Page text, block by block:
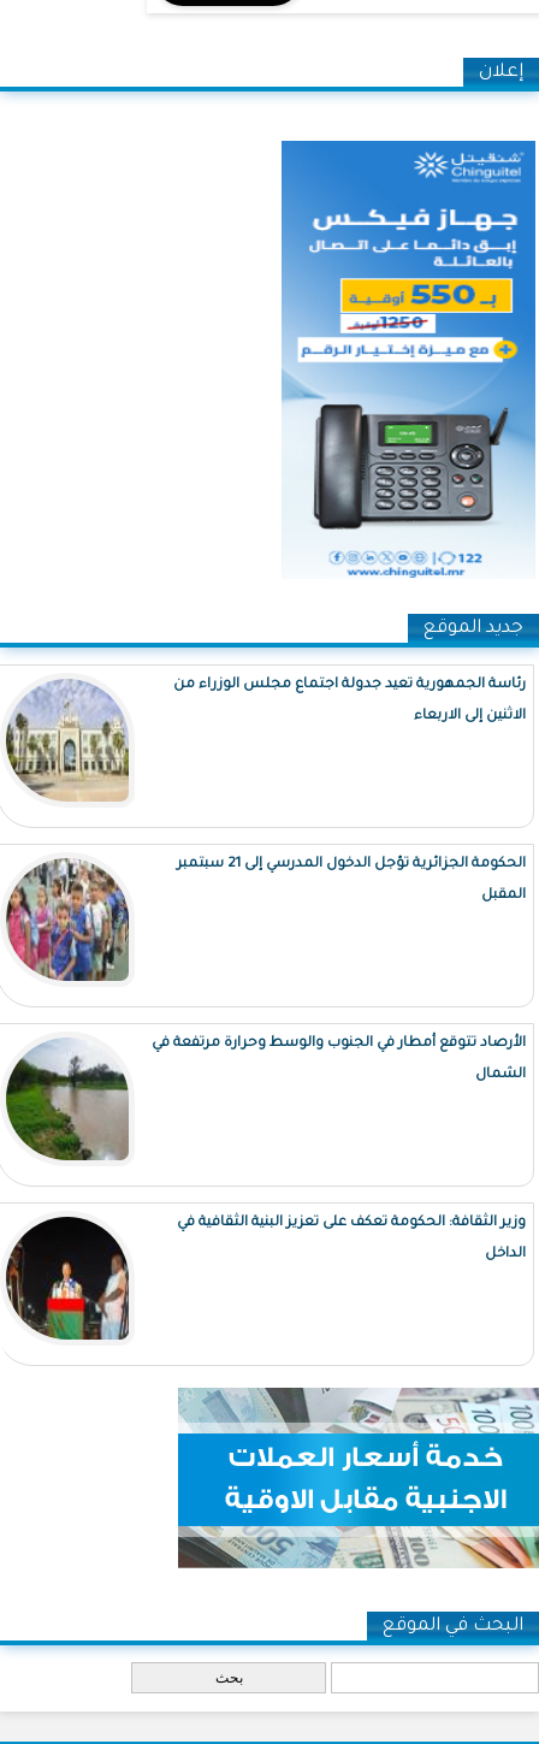
إعلان
جديد الموقع
رئاسة الجمهورية تعيد جدولة اجتماع مجلس الوزراء من
الاثنين إلى الاربعاء
الحكومة الجزائرية تؤجل الدخول المدرسي إلى 21 سبتمبر
المقبل
الأرصاد تتوقع أمطار في الجنوب والوسط وحرارة مرتفعة في
الشمال
وزير الثقافة: الحكومة تعكف على تعزيز البنية الثقافية في
الداخل
البحث في الموقع